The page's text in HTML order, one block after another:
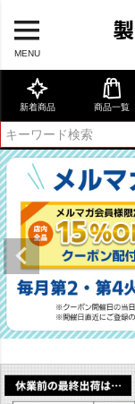
MENU
新着商品 商品一覧